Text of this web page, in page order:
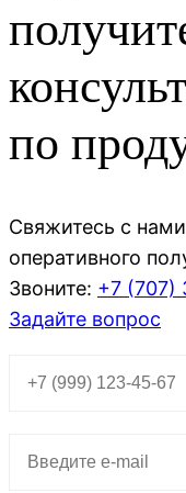
по
Свяжитесь с
оперативного
Звоните: +7 (707)
Задайте вопрос